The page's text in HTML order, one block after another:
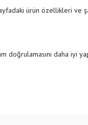
ürün özellikleri ve
doğrulamasını daha iyi